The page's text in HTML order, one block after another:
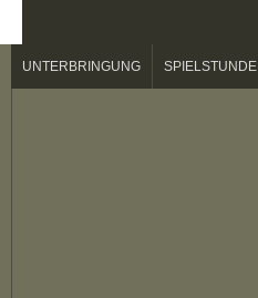
UNTERBRINGUNG SPIELSTUNDE